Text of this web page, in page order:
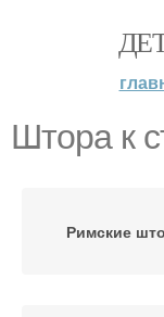
Штора к
Римские